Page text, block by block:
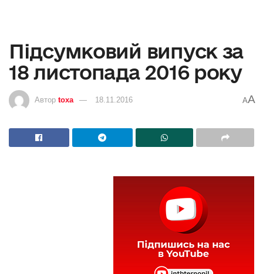
Підсумковий випуск за
18 листопада 2016 року
Автор toxa 18.11.2016 AA